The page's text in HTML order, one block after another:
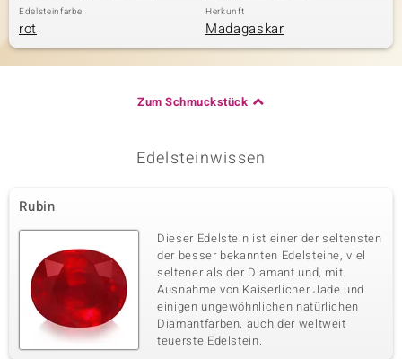
Edelsteinfarbe
rot
Herkunft
Madagaskar
Zum Schmuckstück
Edelsteinwissen
Rubin
Dieser Edelstein ist einer der seltensten
der besser bekannten Edelsteine, viel
seltener als der Diamant und, mit
Ausnahme von Kaiserlicher Jade und
einigen ungewöhnlichen natürlichen
Diamantfarben, auch der weltweit
teuerste Edelstein.